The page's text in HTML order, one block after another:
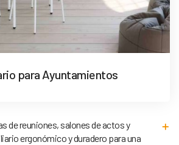
para Ayuntamientos
de reuniones, salones de actos y
ergonómico y duradero para una